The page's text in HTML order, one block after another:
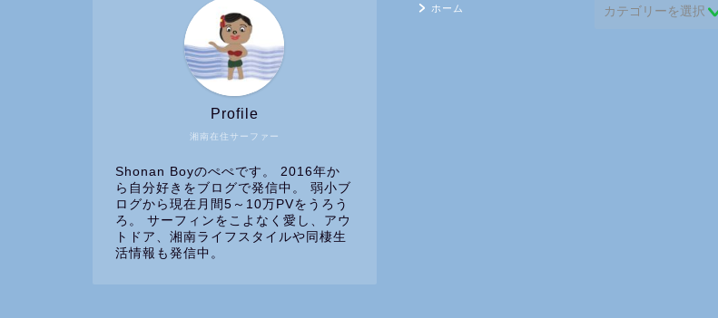
湘南在住サーファー
Profile
Shonan Boyのぺぺです。 2016年か
ら自分好きをブログで発信中。 弱小ブ
ログから現在月間5～10万PVをうろう
ろ。 サーフィンをこよなく愛し、アウ
トドア、湘南ライフスタイルや同棲生
活情報も発信中。
ホーム